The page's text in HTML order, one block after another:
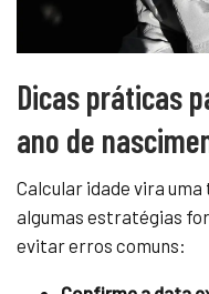
Dicas práticas
ano de
Calcular idade vira
algumas estratégias
evitar erros comuns: